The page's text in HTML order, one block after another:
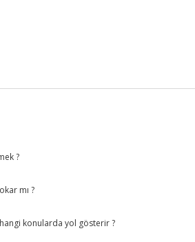
?
mı ?
hangi konularda yol gösterir ?